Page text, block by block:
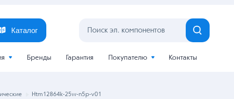
Каталог
Бренды Гарантия Покупателю Контакты
Htm12864k-25w-n5p-v01